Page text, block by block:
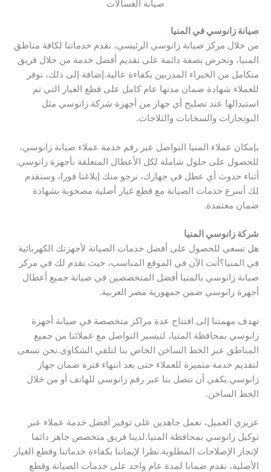
صيانة الغسالات
صيانة زانوسي في المنيا
من خلال مركز صيانة زانوسي الرئيسي، نقدم خدماتنا لكافة مناطق
المنيا، ونحرص بصفة دائمة على تقديم أفضل خدمة من خلال فريق
متكامل من الخبراء المدربين بكفاءة عالية.إضافة إلى ذلك، نوفر
للعملاء شهادة ضمان مدتها عام كامل على قطع الغيار التي تم
استبدالها عند تصليح أي جهاز من أجهزة شركة زانوسي مثل
البوتجازات والسخانات والثلاجات.
بإمكان عملاء المنيا التواصل عبر رقم خدمة عملاء صيانة زانوسي،
للحصول على حلول شاملة لكل الأعطال المتعلقة بأجهزة زانوسي.
أثناء حدوث أي عطل في جهازك، نرجو منك إبلاغنا فورا، وسنقدم
لك أسرع خدمات الصيانة مع قطع غيار أصلية مصحوبة بشهادة
ضمان معتمدة.
شركة زانوسي المنيا
هل تسعى للحصول على أفضل خدمات الصيانة لأجهزتك الكهربائية
في المنيا؟أنت الآن في الموقع المناسب، حيث نقدم لك في مركز
صيانة زانوسي بالمنيا أفضل المتخصصين في صيانة جميع أعطال
أجهزة زانوسي ضمن جمهورية مصر العربية.
تهدف مهمتنا إلى افتتاح عدة مراكز متخصصة في صيانة أجهزة
زانوسي بمحافظة المنيا، لتيسير التواصل مع عملائنا من جميع
المناطق عبر الخط الساخن الخاص بنا لتلقي الشكاوى.نحن نسعى
لتقديم خدمة متميزة للعملاء حتى بعد انتهاء فترة ضمان جهاز
زانوسي.يكفي أن تتصل بنا عبر رقم زانوسي للهاتف أو من خلال
الخط الساخن.
عزيزي العميل، نعمل جاهدين على توفير أفضل خدمة عملاء عبر
توكيل زانوسي بمحافظة المنيا.لدينا فريق متخصص جاهز دائما
لإنجاز الإصلاحات المطلوبة.نظرا لإيماننا بكفاءة خدماتنا وقطع الغيار
الأصلية، نقدم ضمانا لمدة عام واحد على خدمات الصيانة وقطع